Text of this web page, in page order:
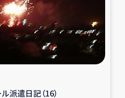
派遣日記（16）